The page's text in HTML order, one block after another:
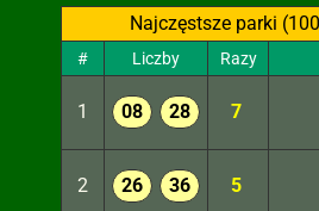
Najczęstsze parki
# Liczby Razy
1 08 28 7
2 26 36 5